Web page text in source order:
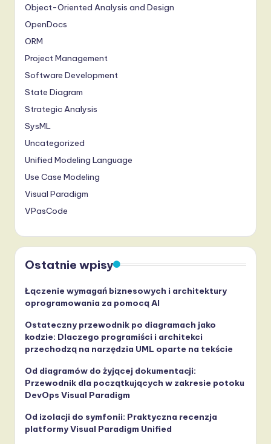
Object-Oriented Analysis and Design
OpenDocs
ORM
Project Management
Software Development
State Diagram
Strategic Analysis
SysML
Uncategorized
Unified Modeling Language
Use Case Modeling
Visual Paradigm
VPasCode
Ostatnie wpisy
Łączenie wymagań biznesowych i architektury
oprogramowania za pomocą AI
Ostateczny przewodnik po diagramach jako
kodzie: Dlaczego programiści i architekci
przechodzą na narzędzia UML oparte na tekście
Od diagramów do żyjącej dokumentacji:
Przewodnik dla początkujących w zakresie potoku
DevOps Visual Paradigm
Od izolacji do symfonii: Praktyczna recenzja
platformy Visual Paradigm Unified